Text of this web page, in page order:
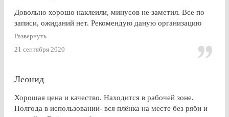
Довольно хорошо наклеили, минусов не заметил. Все по
записи, ожиданий нет. Рекомендую даную организацию
Развернуть
21 сентября 2020
Леонид
Хорошая цена и качество. Находится в рабочей зоне.
Полгода в использовании- вся плёнка на месте без ряби и